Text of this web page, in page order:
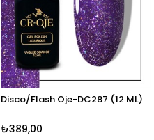
Disco/Flash Oje-DC287 (12 ML)
₺389,00